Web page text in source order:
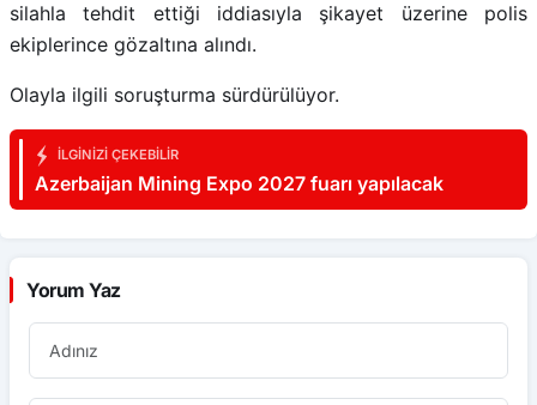
silahla tehdit ettiği iddiasıyla şikayet üzerine polis
ekiplerince gözaltına alındı.
Olayla ilgili soruşturma sürdürülüyor.
İLGINIZI ÇEKEBILIR
Azerbaijan Mining Expo 2027 fuarı yapılacak
Yorum Yaz